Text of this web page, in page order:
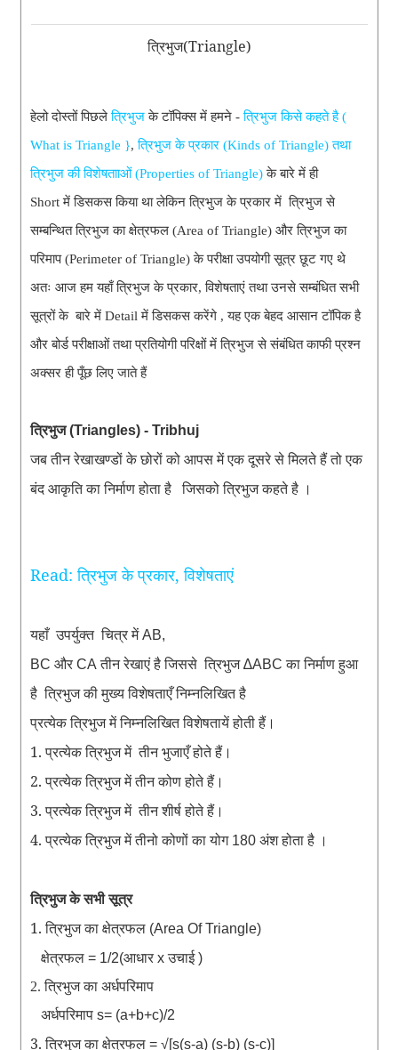
त्रिभुज(Triangle)
हेलो दोस्तों पिछलेत्रिभुजके टॉपिक्स में हमने -त्रिभुज किसे कहते है (
What is Triangle },त्रिभुज के प्रकार (Kinds of Triangle) तथा
त्रिभुज की विशेषतााओं (Properties of Triangle)के बारे में ही
Shortमेंडिसकस किया था लेकिन त्रिभुज के प्रकार में त्रिभुज से
सम्बन्थित त्रिभुज का क्षेत्रफल (Area of Triangle) और त्रिभुज का
परिमाप (Perimeter of Triangle) के परीक्षा उपयोगी सूत्र छूट गए थे
अतः आज हम यहाँ त्रिभुज के प्रकार, विशेषताएंतथा उनसे सम्बंधित सभी
सूत्रों के बारे में Detailमेंडिसकस करेंगे , यह एक बेहद आसान टॉपिक है
और बोर्ड परीक्षाओं तथा प्रतियोगी परिक्षों में त्रिभुज से संबंधित काफी प्रश्न
अक्सर ही पूँछ लिए जाते हैं
त्रिभुज(Triangles) - Tribhuj
जब तीनरेखाखण्डों केछोरों को आपस मेंएकदूसरे से मिलतेहैंतो एक
बंदआकृतिका निर्माण होता है जिसको त्रिभुजकहतेहै ।
Read: त्रिभुज के प्रकार, विशेषताएं
यहाँउपर्युक्तचित्र मेंAB,
BCऔर CAतीनरेखाएंहै जिससे त्रिभुज∆ABCका निर्माण हुआ
है त्रिभुजकी मुख्य विशेषताएँनिम्नलिखितहै
प्रत्येकत्रिभुजमेंनिम्नलिखितविशेषतायें होती हैं ।
1. प्रत्येकत्रिभुजमें तीनभुजाएँहोतेहैं ।
2. प्रत्येकत्रिभुजमेंतीनकोण होतेहैं ।
3. प्रत्येकत्रिभुजमें तीनशीर्ष होतेहैं ।
4. प्रत्येकत्रिभुजमेंतीनो कोणों का योग180अंशहोता है ।
त्रिभुज के सभी सूत्र
1. त्रिभुजका क्षेत्रफल (Area Of Triangle)
क्षेत्रफल = 1/2(आधार xउचाई)
2. त्रिभुज का अर्धपरिमाप
अर्धपरिमाप s= (a+b+c)/2
3.त्रिभुज का क्षेत्रफल = √[s(s-a) (s-b) (s-c)]